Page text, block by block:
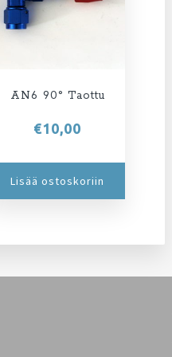
AN6 90° Taottu
€10,00
Lisää ostoskoriin